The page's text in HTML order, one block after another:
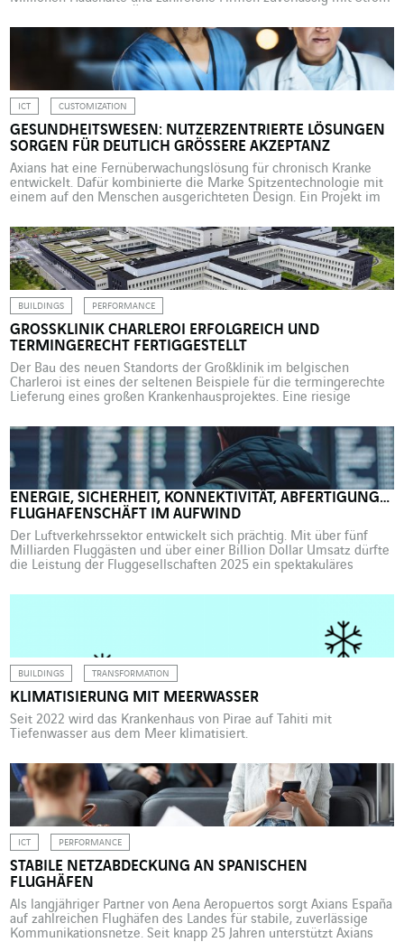
Bergarbeiterstadt Kladno (ehemals Kladen) bei Prag (Tschechische
Republik) geboren. Eine Region, die im Wesentlichen vom großen
Stahlwerk Poldi Kladno abhängt. „Meine Eltern und Verwandten
ICT CUSTOMIZATION
GESUNDHEITSWESEN: NUTZERZENTRIERTE LÖSUNGEN
SORGEN FÜR DEUTLICH GRÖSSERE AKZEPTANZ
Axians hat eine Fernüberwachungslösung für chronisch Kranke
entwickelt. Dafür kombinierte die Marke Spitzentechnologie mit
einem auf den Menschen ausgerichteten Design. Ein Projekt im
Innovationen signifikante Verbesserungen für die Endnutzer:innen,
also die Kranken, mit sich bringen. 2021 begann Axians, die ICT-
Marke von VINCI Energies, mit der Entwicklung einer […]
BUILDINGS PERFORMANCE
GROSSKLINIK CHARLEROI ERFOLGREICH UND T
ERMINGERECHT FERTIGGESTELLT
Der Bau des neuen Standorts der Großklinik im belgischen
Charleroi ist eines der seltenen Beispiele für die termingerechte
Lieferung eines großen Krankenhausprojektes. Eine riesige
verantwortlich zeichnete. Der Umzug des Grand Hôpital de
Charleroi (GHdC) an den Standort „Les Viviers“, einem Komplex, in
dem praktisch alle Tätigkeiten der […]
ENERGIE, SICHERHEIT, KONNEKTIVITÄT, ABFERTIGUNG…
FLUGHAFENSCHÄFT IM AUFWIND
Der Luftverkehrssektor entwickelt sich prächtig. Mit über fünf
Milliarden Fluggästen und über einer Billion Dollar Umsatz dürfte
die Leistung der Fluggesellschaften 2025 ein spektakuläres
Gepäcksortiersysteme über nachhaltige Brandschutzanlagen bis
Stromversorgung oder dem Eigenverbrauch von nachhaltiger
BUILDINGS TRANSFORMATION
KLIMATISIERUNG MIT MEERWASSER
Seit 2022 wird das Krankenhaus von Pirae auf Tahiti mit
Tiefenwasser aus dem Meer klimatisiert.
ICT PERFORMANCE
STABILE NETZABDECKUNG AN SPANISCHEN
FLUGHÄFEN
Als langjähriger Partner von Aena Aeropuertos sorgt Axians España
auf zahlreichen Flughäfen des Landes für stabile, zuverlässige
Kommunikationsnetze. Seit knapp 25 Jahren unterstützt Axians